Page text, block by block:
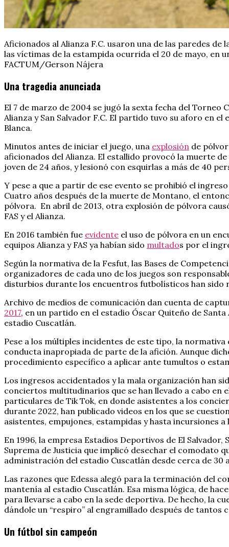
Aficionados al Alianza F.C. usaron una de las paredes
las víctimas de la estampida ocurrida el 20 de mayo, en
FACTUM/Gerson Nájera
Una tragedia anunciada
El 7 de marzo de 2004 se jugó la sexta fecha del Torneo
Alianza y San Salvador F.C. El partido tuvo su aforo en
Blanca.
Minutos antes de iniciar el juego, una explosión de
aficionados del Alianza. El estallido provocó la muerte
joven de 24 años, y lesionó con esquirlas a más de 40
Y pese a que a partir de ese evento se prohibió el
Cuatro años después de la muerte de Montano, el
pólvora. En abril de 2013, otra explosión de pólvora
FAS y el Alianza.
En 2016 también fue evidente el uso de pólvora en un
equipos Alianza y FAS ya habían sido multados por el
Según la normativa de la Fesfut, las Bases de
organizadores de cada uno de los juegos son
disturbios durante los encuentros futbolísticos han
Archivo de medios de comunicación dan cuenta de
2017, en un partido en el estadio Óscar Quiteño de
estadio Cuscatlán.
Pese a los múltiples incidentes de este tipo, la
conducta inapropiada de parte de la afición. Aunque
procedimiento específico a aplicar ante tumultos o
Los ingresos accidentados y la mala organización han
conciertos multitudinarios que se han llevado a cabo en
particulares de Tik Tok, en donde asistentes a los
durante 2022, han publicado videos en los que se
asistentes, empujones, estampidas y hasta incursiones
En 1996, la empresa Estadios Deportivos de El Salvador,
Suprema de Justicia que implicó desechar el comodato
administración del estadio Cuscatlán desde cerca de 30
Las razones que Edessa alegó para la terminación del
mantenía al estadio Cuscatlán. Esa misma lógica, de
para llevarse a cabo en la sede deportiva. De hecho, la
dándole un “respiro” al engramillado después de tantos
Un fútbol sin campeón